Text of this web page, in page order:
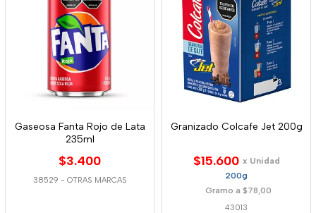
Gaseosa Fanta Rojo de Lata
235ml
$3.400
38529 - OTRAS MARCAS
Granizado Colcafe Jet 200g
$15.600 x Unidad
200g
Gramo a $78,00
43013